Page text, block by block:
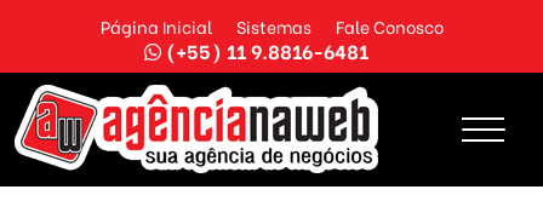
Página Inicial Sistemas Fale Conosco
(+55) 11 9.8816-6481